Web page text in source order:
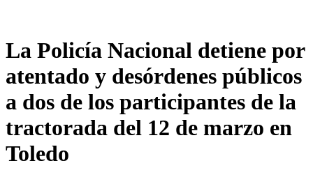
La Policía Nacional detiene por
atentado y desórdenes públicos
a dos de los participantes de la
tractorada del 12 de marzo en
Toledo